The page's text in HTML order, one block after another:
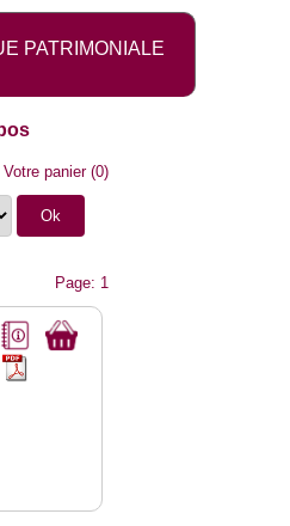
PATRIMONIALE
Votre panier(0)
Page: 1